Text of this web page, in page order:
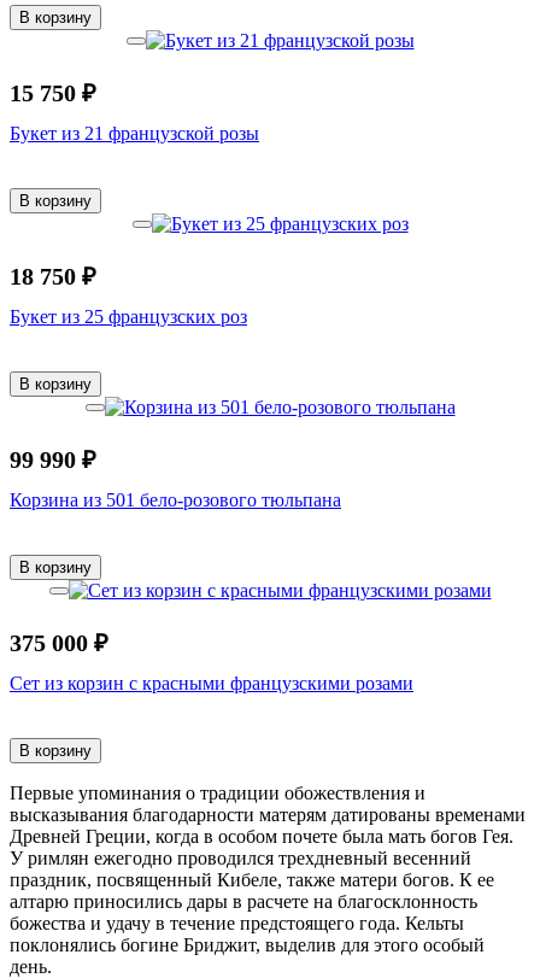
В корзину
15 750 ₽
Букет из 21 французской розы
В корзину
18 750 ₽
Букет из 25 французских роз
В корзину
99 990 ₽
Корзина из 501 бело-розового тюльпана
В корзину
375 000 ₽
Сет из корзин с красными французскими розами
В корзину
Первые упоминания о традиции обожествления и
высказывания благодарности матерям датированы временами
Древней Греции, когда в особом почете была мать богов Гея.
У римлян ежегодно проводился трехдневный весенний
праздник, посвященный Кибеле, также матери богов. К ее
алтарю приносились дары в расчете на благосклонность
божества и удачу в течение предстоящего года. Кельты
поклонялись богине Бриджит, выделив для этого особый
день.